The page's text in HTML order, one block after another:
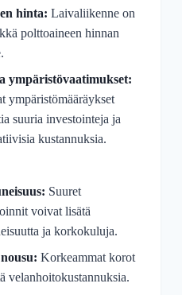
hinta: Laivaliikenne on
polttoaineen hinnan
ympäristövaatimukset:
ympäristömääräykset
suuria investointeja ja
kustannuksia.
Suuret
voivat lisätä
ja korkokuluja.
Korkeammat korot
velanhoitokustannuksia.